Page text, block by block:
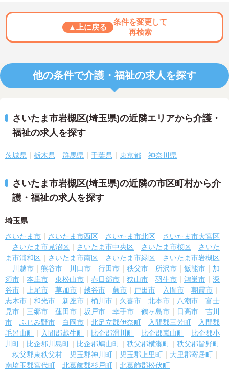
▲上に戻る
条件を変更して
再検索
他の条件で介護・福祉の求人を探す
さいたま市岩槻区(埼玉県)の近隣エリアから介護・
福祉の求人を探す
茨城県 栃木県 群馬県 千葉県 東京都 神奈川県
さいたま市岩槻区(埼玉県)の近隣の市区町村から介
護・福祉の求人を探す
埼玉県
さいたま市 さいたま市西区 さいたま市北区
さいたま市大宮区
さいたま市見沼区
さいたま市中央区 さいたま市桜区
さいた
ま市浦和区
さいたま市南区 さいたま市緑区
さいたま市岩槻区
川越市
熊谷市 川口市 行田市 秩父市 所沢市 飯能市
加
須市
本庄市 東松山市 春日部市 狭山市 羽生市 鴻巣市
深
谷市
上尾市 草加市 越谷市 蕨市 戸田市 入間市
朝霞市
志木市
和光市 新座市 桶川市 久喜市 北本市 八潮市
富士
見市
三郷市 蓮田市 坂戸市 幸手市 鶴ヶ島市 日高市
吉川
市
ふじみ野市 白岡市 北足立郡伊奈町 入間郡三芳町
入間郡
毛呂山町
入間郡越生町 比企郡滑川町 比企郡嵐山町
比企郡小
川町
比企郡川島町 比企郡鳩山町 秩父郡横瀬町
秩父郡皆野町
秩父郡東秩父村
児玉郡神川町 児玉郡上里町
大里郡寄居町
南埼玉郡宮代町
北葛飾郡杉戸町 北葛飾郡松伏町